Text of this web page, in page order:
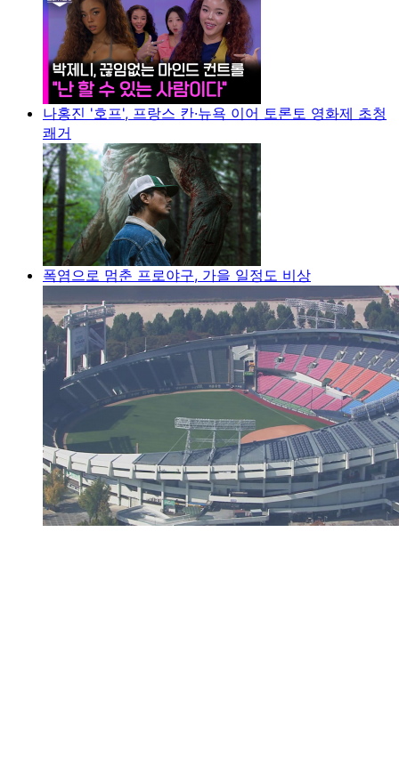
나홍진 '호프', 프랑스 칸·뉴욕 이어 토론토 영화제 초청
쾌거
폭염으로 멈춘 프로야구, 가을 일정도 비상